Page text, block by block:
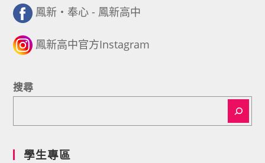
鳳新・奉心 - 鳳新高中
鳳新高中官方Instagram
搜尋
學生專區